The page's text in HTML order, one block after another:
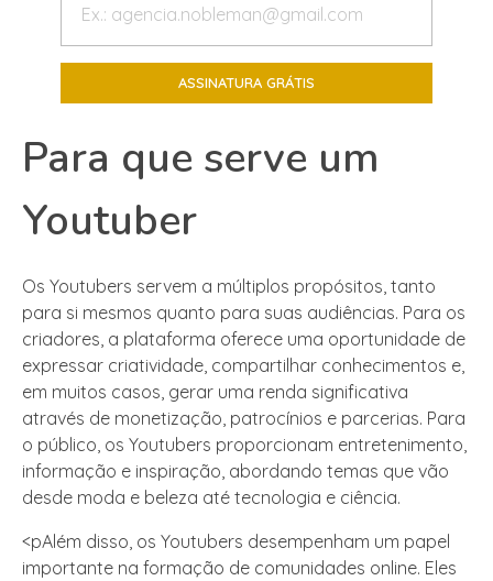
Para que serve um
Youtuber
Os Youtubers servem a múltiplos propósitos, tanto
para si mesmos quanto para suas audiências. Para os
criadores, a plataforma oferece uma oportunidade de
expressar criatividade, compartilhar conhecimentos e,
em muitos casos, gerar uma renda significativa
através de monetização, patrocínios e parcerias. Para
o público, os Youtubers proporcionam entretenimento,
informação e inspiração, abordando temas que vão
desde moda e beleza até tecnologia e ciência.
<pAlém disso, os Youtubers desempenham um papel
importante na formação de comunidades online. Eles